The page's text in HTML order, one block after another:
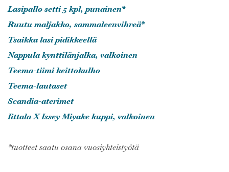
Lasipallo setti 5 kpl, punainen*
Ruutu maljakko, sammaleenvihreä*
Tsaikka lasi pidikkeellä
Nappula kynttilänjalka, valkoinen
Teema-tiimi keittokulho
Teema-lautaset
Scandia-aterimet
Iittala X Issey Miyake kuppi, valkoinen
*tuotteet saatu osana vuosiyhteistyötä